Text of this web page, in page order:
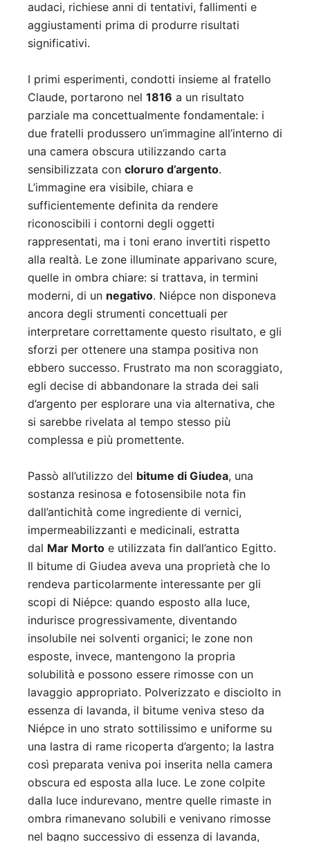
audaci, richiese anni di tentativi, fallimenti e
aggiustamenti prima di produrre risultati
significativi.
I primi esperimenti, condotti insieme al fratello
Claude, portarono nel 1816 a un risultato
parziale ma concettualmente fondamentale: i
due fratelli produssero un’immagine all’interno di
una camera obscura utilizzando carta
sensibilizzata con cloruro d’argento.
L’immagine era visibile, chiara e
sufficientemente definita da rendere
riconoscibili i contorni degli oggetti
rappresentati, ma i toni erano invertiti rispetto
alla realtà. Le zone illuminate apparivano scure,
quelle in ombra chiare: si trattava, in termini
moderni, di un negativo. Niépce non disponeva
ancora degli strumenti concettuali per
interpretare correttamente questo risultato, e gli
sforzi per ottenere una stampa positiva non
ebbero successo. Frustrato ma non scoraggiato,
egli decise di abbandonare la strada dei sali
d’argento per esplorare una via alternativa, che
si sarebbe rivelata al tempo stesso più
complessa e più promettente.
Passò all’utilizzo del bitume di Giudea, una
sostanza resinosa e fotosensibile nota fin
dall’antichità come ingrediente di vernici,
impermeabilizzanti e medicinali, estratta
dal Mar Morto e utilizzata fin dall’antico Egitto.
Il bitume di Giudea aveva una proprietà che lo
rendeva particolarmente interessante per gli
scopi di Niépce: quando esposto alla luce,
indurisce progressivamente, diventando
insolubile nei solventi organici; le zone non
esposte, invece, mantengono la propria
solubilità e possono essere rimosse con un
lavaggio appropriato. Polverizzato e disciolto in
essenza di lavanda, il bitume veniva steso da
Niépce in uno strato sottilissimo e uniforme su
una lastra di rame ricoperta d’argento; la lastra
così preparata veniva poi inserita nella camera
obscura ed esposta alla luce. Le zone colpite
dalla luce indurevano, mentre quelle rimaste in
ombra rimanevano solubili e venivano rimosse
nel bagno successivo di essenza di lavanda,